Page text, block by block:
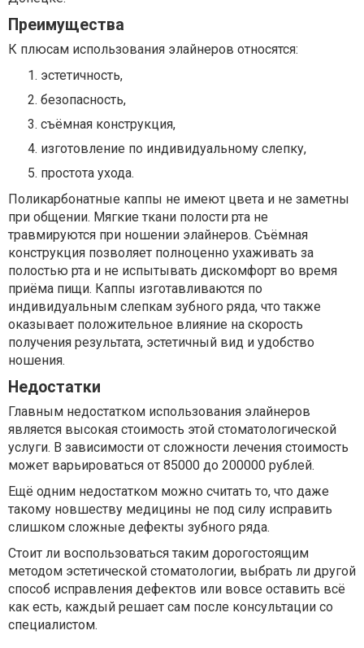
Преимущества
К плюсам использования элайнеров относятся:
эстетичность,
безопасность,
съёмная конструкция,
изготовление по индивидуальному слепку,
простота ухода.
Поликарбонатные каппы не имеют цвета и не заметны
при общении. Мягкие ткани полости рта не
травмируются при ношении элайнеров. Съёмная
конструкция позволяет полноценно ухаживать за
полостью рта и не испытывать дискомфорт во время
приёма пищи. Каппы изготавливаются по
индивидуальным слепкам зубного ряда, что также
оказывает положительное влияние на скорость
получения результата, эстетичный вид и удобство
ношения.
Недостатки
Главным недостатком использования элайнеров
является высокая стоимость этой стоматологической
услуги. В зависимости от сложности лечения стоимость
может варьироваться от 85000 до 200000 рублей.
Ещё одним недостатком можно считать то, что даже
такому новшеству медицины не под силу исправить
слишком сложные дефекты зубного ряда.
Стоит ли воспользоваться таким дорогостоящим
методом эстетической стоматологии, выбрать ли другой
способ исправления дефектов или вовсе оставить всё
как есть, каждый решает сам после консультации со
специалистом.